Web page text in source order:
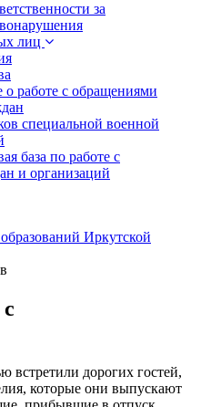
за
лиц
о работе с обращениями
специальной военной
база по работе с
и организаций
Иркутской
встретили дорогих гостей,
которые они выпускают